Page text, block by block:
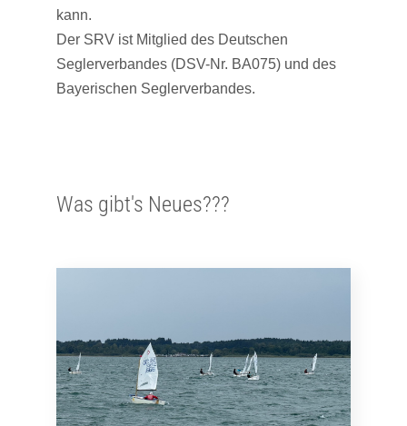
kann.
Der SRV ist Mitglied des Deutschen
Seglerverbandes (DSV-Nr. BA075) und des
Bayerischen Seglerverbandes.
Was gibt's Neues???